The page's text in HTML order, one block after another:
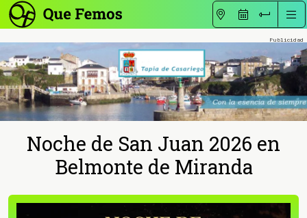
Noche de San Juan 2026 en
Belmonte de Miranda